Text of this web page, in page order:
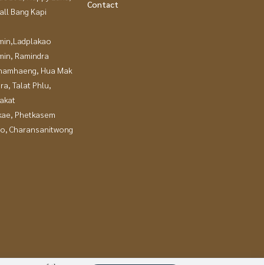
Bang Kapi
Ramindra
Hua Mak
Talat Phlu,
Phetkasem
Charansanitwong
Contact